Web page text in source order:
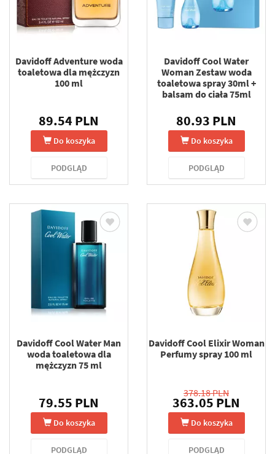
Davidoff Adventure woda
toaletowa dla mężczyzn
100 ml
89.54 PLN
Do koszyka
PODGLĄD
Davidoff Cool Water
Woman Zestaw woda
toaletowa spray 30ml +
balsam do ciała 75ml
80.93 PLN
Do koszyka
PODGLĄD
Davidoff Cool Water Man
woda toaletowa dla
mężczyzn 75 ml
79.55 PLN
Do koszyka
PODGLĄD
Davidoff Cool Elixir Woman
Perfumy spray 100 ml
378.18 PLN
363.05 PLN
Do koszyka
PODGLĄD